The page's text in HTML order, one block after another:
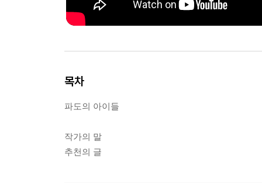
목차
파도의 아이들
작가의 말
추천의 글